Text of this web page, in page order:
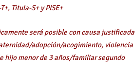
Titula-S+ y PISE+
será posible con causa justificada
adopción/acogimiento, violencia
hijo menor de 3 años/familiar segundo